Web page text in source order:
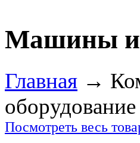
Машины и
Главная →
оборудование
Посмотреть весь